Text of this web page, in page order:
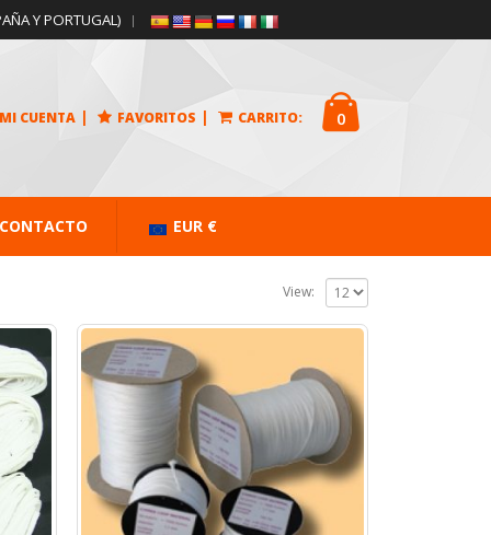
Y PORTUGAL)
MI CUENTA | FAVORITOS | CARRITO: 0
EUR €
View: